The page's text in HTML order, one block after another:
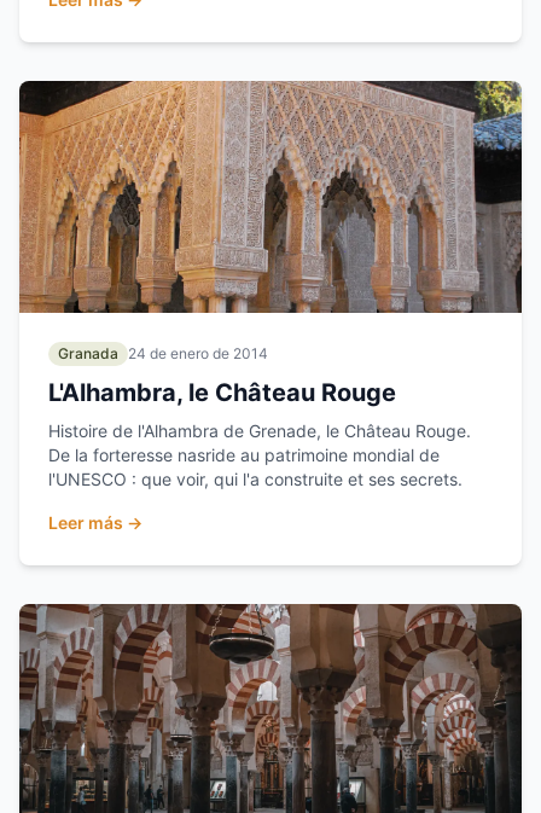
Granada 24 de enero de 2014
L'Alhambra, le Château Rouge
Histoire de l'Alhambra de Grenade, le Château Rouge.
De la forteresse nasride au patrimoine mondial de
l'UNESCO : que voir, qui l'a construite et ses secrets.
Leer más →